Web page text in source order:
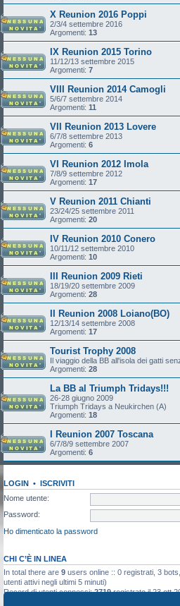
X Reunion 2016 Poppi
2/3/4 settembre 2016
Argomenti: 13
IX Reunion 2015 Torino
11/12/13 settembre 2015
Argomenti: 7
VIII Reunion 2014 Camogli
5/6/7 settembre 2014
Argomenti: 11
VII Reunion 2013 Lovere
6/7/8 settembre 2013
Argomenti: 6
VI Reunion 2012 Imola
7/8/9 settembre 2012
Argomenti: 17
V Reunion 2011 Chianti
23/24/25 settembre 2011
Argomenti: 20
IV Reunion 2010 Conero
10/11/12 settembre 2010
Argomenti: 10
III Reunion 2009 Rieti
18/19/20 settembre 2009
Argomenti: 28
II Reunion 2008 Loiano(BO)
12/13/14 settembre 2008
Argomenti: 17
Tourist Trophy 2008
Il viaggio della BB all'isola dei gatti
Argomenti: 28
La BB al Triumph Tridays!!!
26-28 giugno 2009
Triumph Tridays a Neukirchen (A)
Argomenti: 18
I Reunion 2007 Toscana
6/7/8/9 settembre 2007
Argomenti: 6
LOGIN • ISCRIVITI
Nome utente:
Password:
Ho dimenticato la password
CHI C’È IN LINEA
In total there are 9 users online :: 0 registrati, 3
utenti attivi negli ultimi 5 minuti)
Record di utenti connessi:2719registrato il 23 ott